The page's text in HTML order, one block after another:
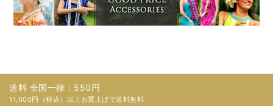
送料 全国一律：550円
11,000円（税込）以上お買上げで送料無料